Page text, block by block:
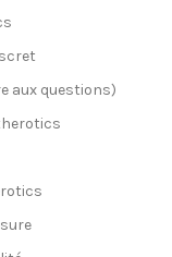
aux questions)